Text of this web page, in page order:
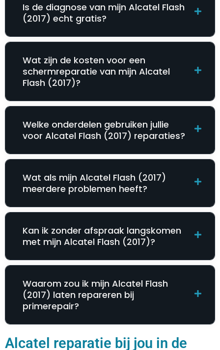
Is de diagnose van mijn Alcatel Flash
(2017) echt gratis?
Wat zijn de kosten voor een
schermreparatie van mijn Alcatel
Flash (2017)?
Welke onderdelen gebruiken jullie
voor Alcatel Flash (2017) reparaties?
Wat als mijn Alcatel Flash (2017)
meerdere problemen heeft?
Kan ik zonder afspraak langskomen
met mijn Alcatel Flash (2017)?
Waarom zou ik mijn Alcatel Flash
(2017) laten repareren bij
primerepair?
Alcatel reparatie bij jou in de